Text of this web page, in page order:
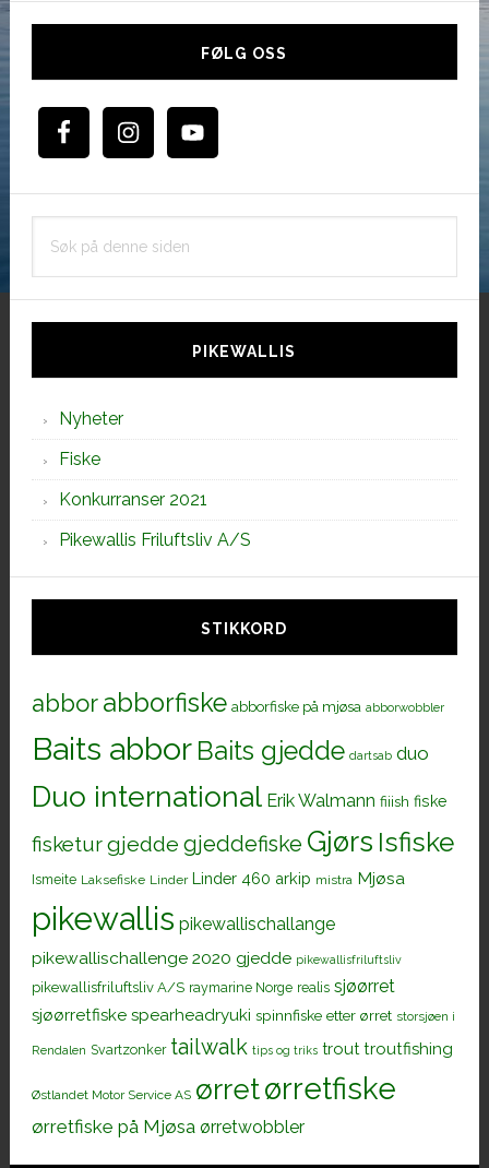
Hoved
sidebar
FØLG OSS
PIKEWALLIS
Nyheter
Fiske
Konkurranser 2021
Pikewallis Friluftsliv A/S
STIKKORD
abborabborfiske abborfiske på mjøsa abborwobbler
Baits abbor Baits gjedde dartsab duo
Duo international Erik Walmann fiiish fiske
fisketurgjedde gjeddefiske Gjørs Isfiske
Ismeite Laksefiske Linder Linder 460 arkip mistra Mjøsa
pikewallis pikewallischallange
pikewallischallenge 2020 gjedde pikewallisfriluftsliv
pikewallisfriluftsliv A/S raymarine Norge realis sjøørret
sjøørretfiske spearheadryuki spinnfiske etter ørret storsjøen i
Rendalen Svartzonker tailwalk tips og triks trout troutfishing
Østlandet Motor Service AS ørretørretfiske
ørretfiske på Mjøsa ørretwobbler